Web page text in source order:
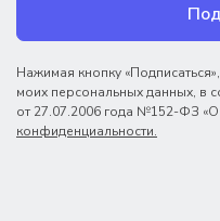
Нажимая кнопку
моих персональных данных, в
от 27.07.2006 года №152-ФЗ
конфиденциальности.